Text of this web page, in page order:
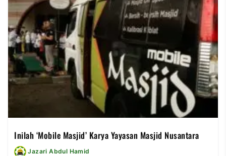
dari laman http://regional.kompas.com, […]
Inilah ‘Mobile Masjid’ Karya Yayasan Masjid Nusantara
Jazari Abdul Hamid